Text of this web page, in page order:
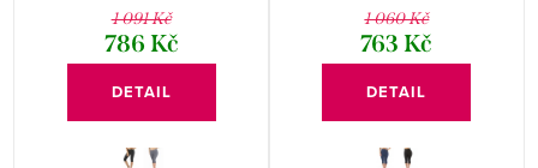
1 091 Kč
786 Kč
DETAIL
1 060 Kč
763 Kč
DETAIL